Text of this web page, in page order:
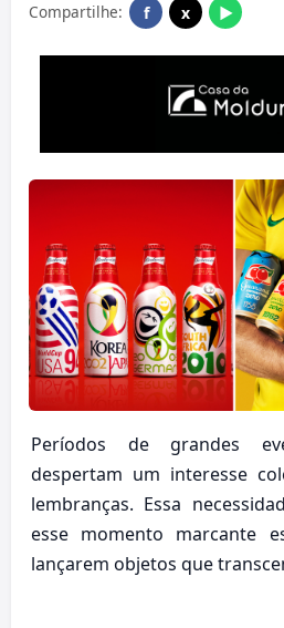
Compartilhe: f x ▶
Períodos de grandes
despertam um interesse
lembranças. Essa
esse momento marcante
lançarem objetos que